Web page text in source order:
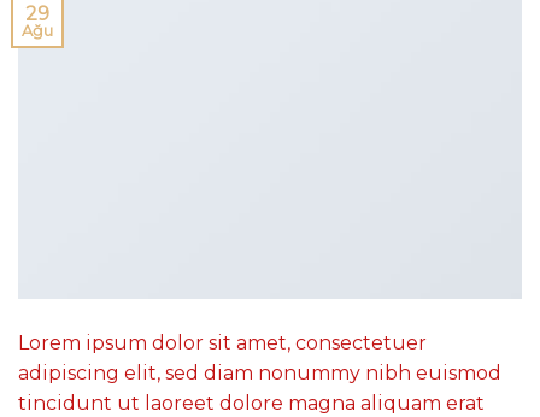
29
Ağu
Lorem ipsum dolor sit amet, consectetuer
adipiscing elit, sed diam nonummy nibh euismod
tincidunt ut laoreet dolore magna aliquam erat